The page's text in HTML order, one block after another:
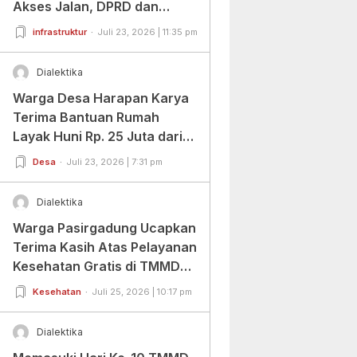
Akses Jalan, DPRD dan
Warga Beri Apresiasi
infrastruktur Juli 23, 2026 | 11:35 pm
Dialektika
Warga Desa Harapan Karya
Terima Bantuan Rumah
Layak Huni Rp. 25 Juta dari
BAZNAS Banten
Desa Juli 23, 2026 | 7:31 pm
Dialektika
Warga Pasirgadung Ucapkan
Terima Kasih Atas Pelayanan
Kesehatan Gratis di TMMD
Ke-129
Kesehatan Juli 25, 2026 | 10:17 pm
Dialektika